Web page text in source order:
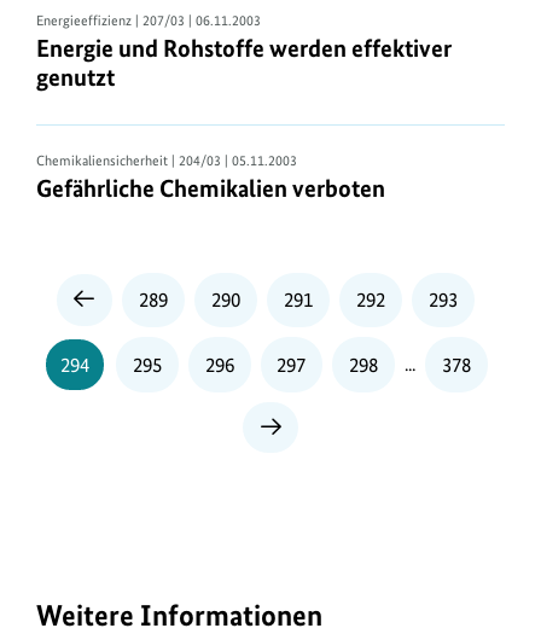
Energieeffizienz | 207/03 | 06.11.2003
Energie und Rohstoffe werden effektiver
genutzt
Chemikaliensicherheit | 204/03 | 05.11.2003
Gefährliche Chemikalien verboten
Vorherige
Seite
289 Seite
290 Seite
291 Seite
292 Seite
293
Seite
294 Seite
295 Seite
296 Seite
297 Seite
298 ... 378
Nächste
Weitere Informationen